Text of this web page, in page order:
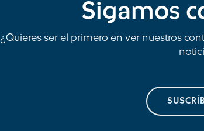
Sigamos
¿Quieres ser el primero en ver nuestros